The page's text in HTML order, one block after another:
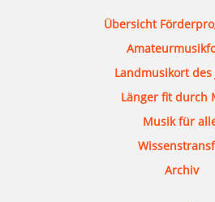
Übersicht
Landmusikort des
Länger fit durch
Musik für
Archiv